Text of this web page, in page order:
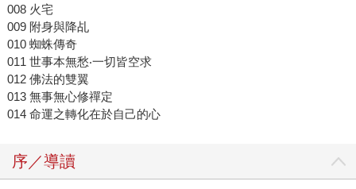
008 火宅
009 附身與降乩
010 蜘蛛傳奇
011 世事本無愁‧一切皆空求
012 佛法的雙翼
013 無事無心修禪定
014 命運之轉化在於自己的心
序／導讀